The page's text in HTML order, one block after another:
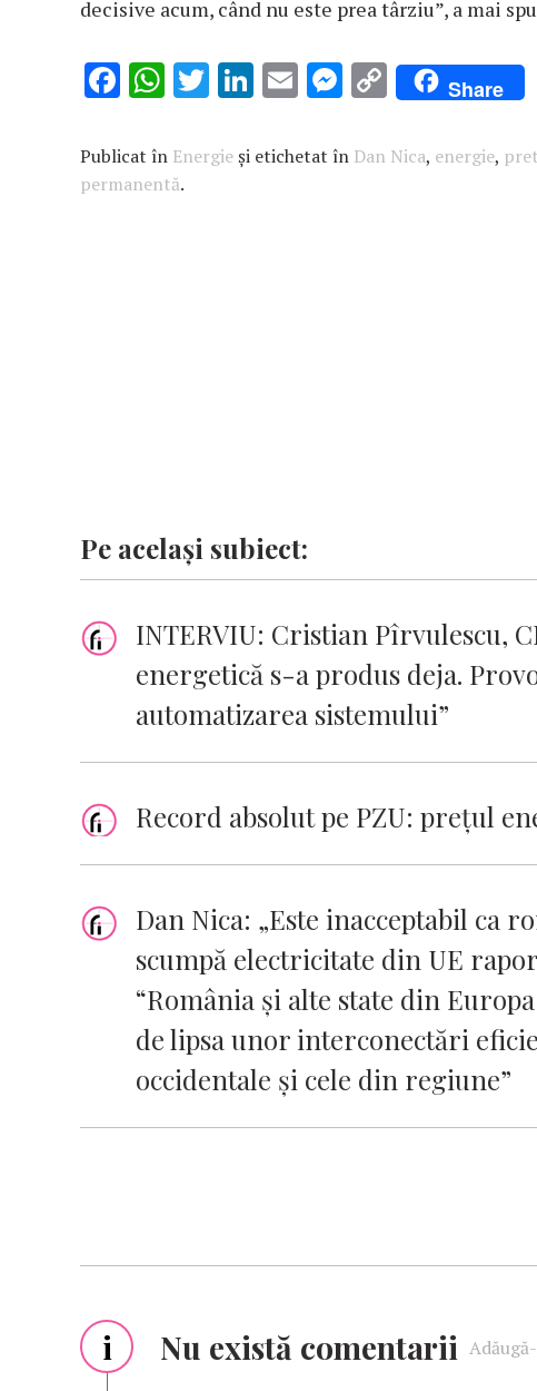
decisive acum, când nu este prea târziu”, a mai
F
e
b
W
at
s
T
it
Li
k
E
ai
M
se
C
o
p
Share
Publicat în Energieși etichetat în Dan Nica, energie, pret
permanentă.
Pe același subiect:
INTERVIU: Cristian Pîrvulescu,
energetică s-a produs deja.
automatizarea sistemului”
Record absolut pe PZU: prețul
Dan Nica: „Este inacceptabil ca
scumpă electricitate din UE
“România și alte state din
de lipsa unor interconectări
occidentale și cele din regiune”
i Nu există comentarii